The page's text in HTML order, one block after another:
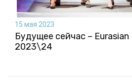
15 мая 2023
Будущее сейчас – Eurasian
2023\24